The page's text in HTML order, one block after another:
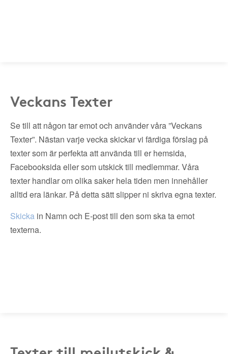
Veckans Texter
Se till att någon tar emot och använder våra ”Veckans
Texter”. Nästan varje vecka skickar vi färdiga förslag på
texter som är perfekta att använda till er hemsida,
Facebooksida eller som utskick till medlemmar. Våra
texter handlar om olika saker hela tiden men innehåller
alltid era länkar. På detta sätt slipper ni skriva egna texter.
Skicka in Namn och E-post till den som ska ta emot
texterna.